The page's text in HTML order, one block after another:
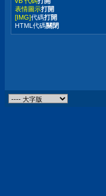
表情圖示打開
[IMG]代碼打開
HTML代碼關閉